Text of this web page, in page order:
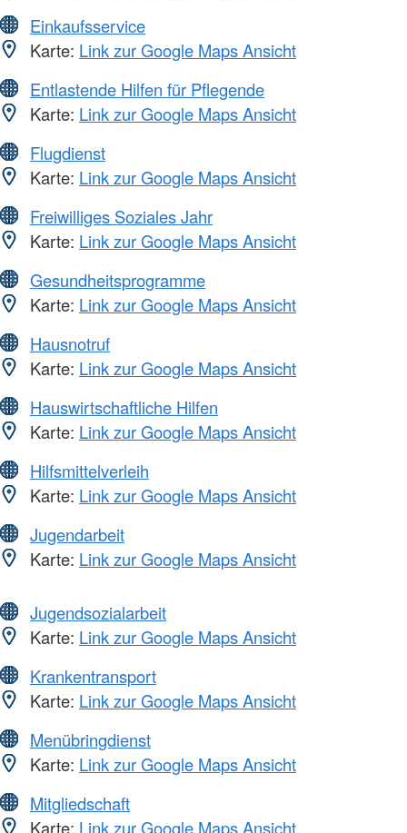
Einkaufsservice
Karte: Link zur Google Maps Ansicht
Entlastende Hilfen für Pflegende
Karte: Link zur Google Maps Ansicht
Flugdienst
Karte: Link zur Google Maps Ansicht
Freiwilliges Soziales Jahr
Karte: Link zur Google Maps Ansicht
Gesundheitsprogramme
Karte: Link zur Google Maps Ansicht
Hausnotruf
Karte: Link zur Google Maps Ansicht
Hauswirtschaftliche Hilfen
Karte: Link zur Google Maps Ansicht
Hilfsmittelverleih
Karte: Link zur Google Maps Ansicht
Jugendarbeit
Karte: Link zur Google Maps Ansicht
Jugendsozialarbeit
Karte: Link zur Google Maps Ansicht
Krankentransport
Karte: Link zur Google Maps Ansicht
Menübringdienst
Karte: Link zur Google Maps Ansicht
Mitgliedschaft
Karte: Link zur Google Maps Ansicht